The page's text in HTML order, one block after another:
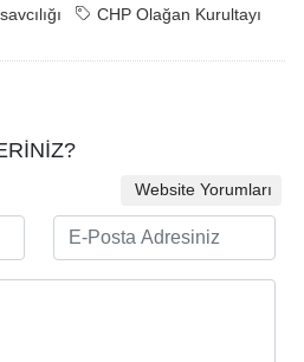
CHP Olağan Kurultayı
Website Yorumları